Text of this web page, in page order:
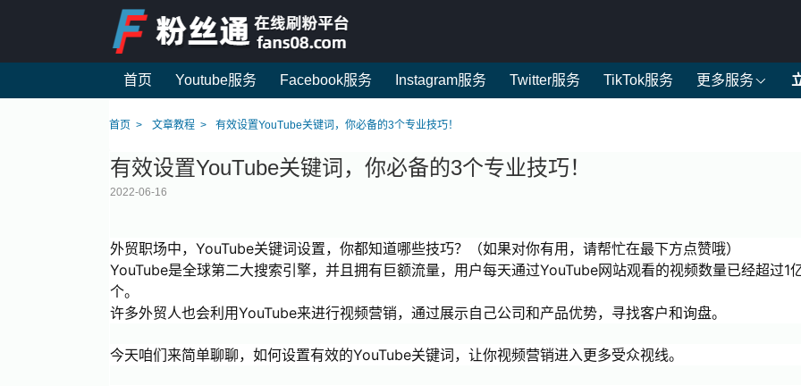
首页 Youtube服务 Facebook服务 Instagram服务 Twitter服务 TikTok服务 更多服务
首页 文章教程 有效设置YouTube关键词，你必备的3个专业技巧！
有效设置YouTube关键词，你必备的3个专业技巧！
2022-06-16
外贸职场中，YouTube关键词设置，你都知道哪些技巧？（如果对你有用，请帮忙在最下方点赞哦）
YouTube是全球第二大搜索引擎，并且拥有巨额流量，用户每天通过YouTube网站观看的视频数量已经超过1
个。
许多外贸人也会利用YouTube来进行视频营销，通过展示自己公司和产品优势，寻找客户和询盘。
今天咱们来简单聊聊，如何设置有效的YouTube关键词，让你视频营销进入更多受众视线。